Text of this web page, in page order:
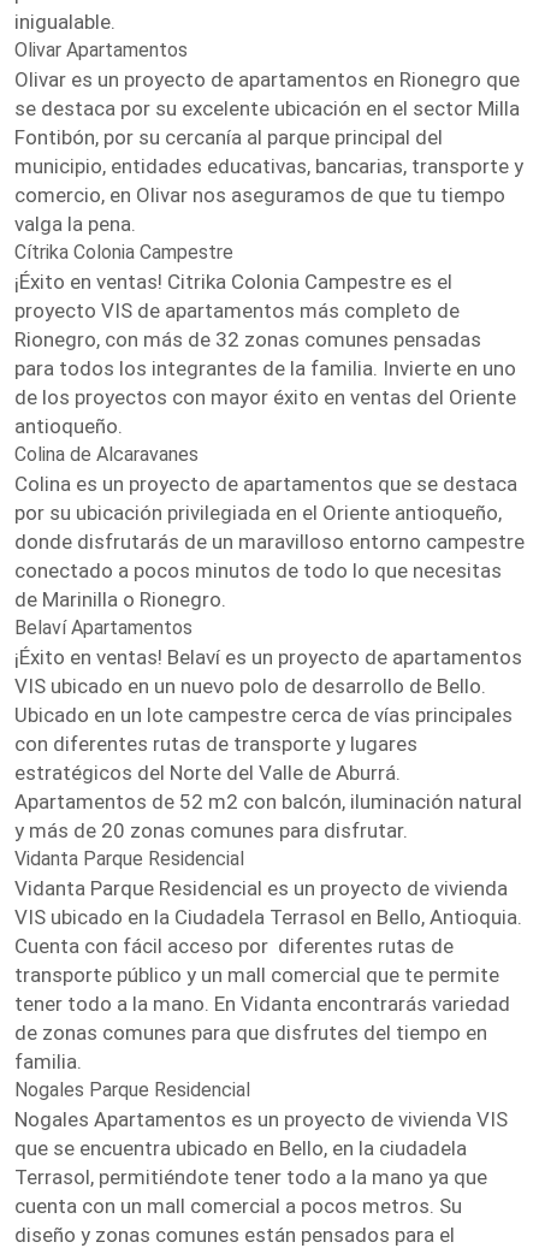
inigualable.
Olivar Apartamentos
Olivar es un proyecto de apartamentos en Rionegro que
se destaca por su excelente ubicación en el sector Milla
Fontibón, por su cercanía al parque principal del
municipio, entidades educativas, bancarias, transporte y
comercio, en Olivar nos aseguramos de que tu tiempo
valga la pena.
Cítrika Colonia Campestre
¡Éxito en ventas! Citrika Colonia Campestre es el
proyecto VIS de apartamentos más completo de
Rionegro, con más de 32 zonas comunes pensadas
para todos los integrantes de la familia. Invierte en uno
de los proyectos con mayor éxito en ventas del Oriente
antioqueño.
Colina de Alcaravanes
Colina es un proyecto de apartamentos que se destaca
por su ubicación privilegiada en el Oriente antioqueño,
donde disfrutarás de un maravilloso entorno campestre
conectado a pocos minutos de todo lo que necesitas
de Marinilla o Rionegro.
Belaví Apartamentos
¡Éxito en ventas! Belaví es un proyecto de apartamentos
VIS ubicado en un nuevo polo de desarrollo de Bello.
Ubicado en un lote campestre cerca de vías principales
con diferentes rutas de transporte y lugares
estratégicos del Norte del Valle de Aburrá.
Apartamentos de 52 m2 con balcón, iluminación natural
y más de 20 zonas comunes para disfrutar.
Vidanta Parque Residencial
Vidanta Parque Residencial es un proyecto de vivienda
VIS ubicado en la Ciudadela Terrasol en Bello, Antioquia.
Cuenta con fácil acceso por diferentes rutas de
transporte público y un mall comercial que te permite
tener todo a la mano. En Vidanta encontrarás variedad
de zonas comunes para que disfrutes del tiempo en
familia.
Nogales Parque Residencial
Nogales Apartamentos es un proyecto de vivienda VIS
que se encuentra ubicado en Bello, en la ciudadela
Terrasol, permitiéndote tener todo a la mano ya que
cuenta con un mall comercial a pocos metros. Su
diseño y zonas comunes están pensados para el